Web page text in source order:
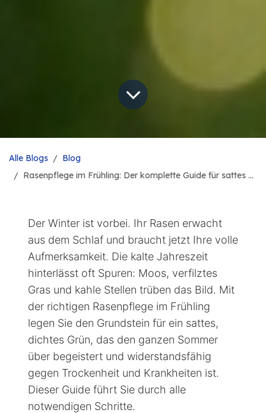
Alle Blogs
Blog
Rasenpflege im Frühling: Der komplette Guide für sattes Grün
Der Winter ist vorbei. Ihr Rasen erwacht
aus dem Schlaf und braucht jetzt Ihre volle
Aufmerksamkeit. Die kalte Jahreszeit
hinterlässt oft Spuren: Moos, verfilztes
Gras und kahle Stellen trüben das Bild. Mit
der richtigen Rasenpflege im Frühling
legen Sie den Grundstein für ein sattes,
dichtes Grün, das den ganzen Sommer
über begeistert und widerstandsfähig
gegen Trockenheit und Krankheiten ist.
Dieser Guide führt Sie durch alle
notwendigen Schritte.